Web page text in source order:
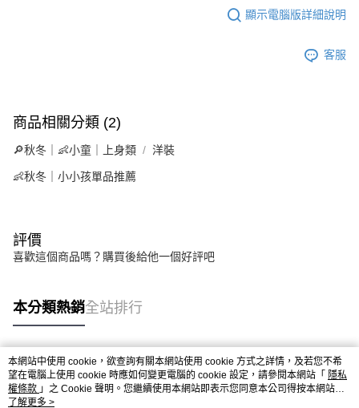
顯示電腦版詳細說明
客服
商品相關分類 (2)
🔎秋冬｜👶小童｜上身類 洋裝
👶秋冬｜小小孩單品推薦
評價
喜歡這個商品嗎？購買後給他一個好評吧
本分類熱銷全站排行
熱門標籤
本網站中使用 cookie，欲查詢有關本網站使用 cookie 方式之詳情，及若您不希
望在電腦上使用 cookie 時應如何變更電腦的 cookie 設定，請參閱本網站「 隱私
權條款 」之 Cookie 聲明。您繼續使用本網站即表示您同意本公司得按本網站使
用條款之 Cookie 聲明使用 cookie。
了解更多 >